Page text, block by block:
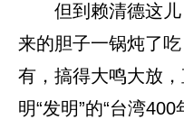
但到赖清德这
来的胆子一锅炖了
有，搞得大鸣大放，
明“发明”的“台湾400